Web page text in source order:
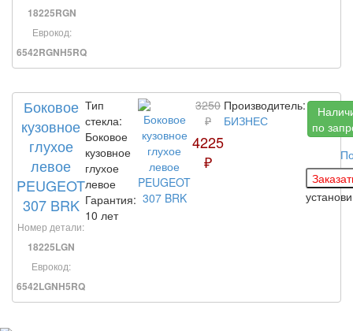
18225RGN
Еврокод:
6542RGNH5RQ
Боковое
кузовное
глухое
левое
PEUGEOT
307 BRK
Номер детали:
18225LGN
Еврокод:
6542LGNH5RQ
Тип
стекла:
Боковое
кузовное
глухое
левое
Гарантия:
10 лет
3250
₽
4225
₽
Производитель:
БИЗНЕС
по